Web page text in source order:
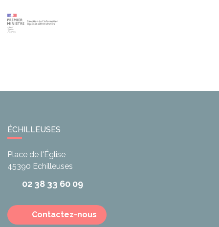
ÉCHILLEUSES
Place de l'Église
45390 Echilleuses
02 38 33 60 09
Contactez-nous